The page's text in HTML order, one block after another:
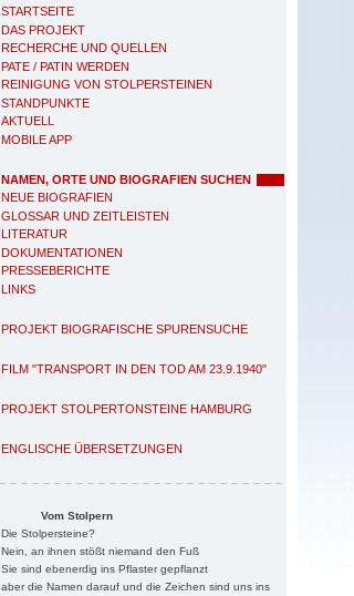
STARTSEITE
DAS PROJEKT
RECHERCHE UND QUELLEN
PATE / PATIN WERDEN
REINIGUNG VON STOLPERSTEINEN
STANDPUNKTE
AKTUELL
MOBILE APP
NAMEN, ORTE UND BIOGRAFIEN SUCHEN
NEUE BIOGRAFIEN
GLOSSAR UND ZEITLEISTEN
LITERATUR
DOKUMENTATIONEN
PRESSEBERICHTE
LINKS
PROJEKT BIOGRAFISCHE SPURENSUCHE
FILM "TRANSPORT IN DEN TOD AM 23.9.1940"
PROJEKT STOLPERTONSTEINE HAMBURG
ENGLISCHE ÜBERSETZUNGEN
Vom Stolpern
Die Stolpersteine?
Nein, an ihnen stößt niemand den Fuß
Sie sind ebenerdig ins Pflaster gepflanzt
aber die Namen darauf und die Zeichen sind uns ins